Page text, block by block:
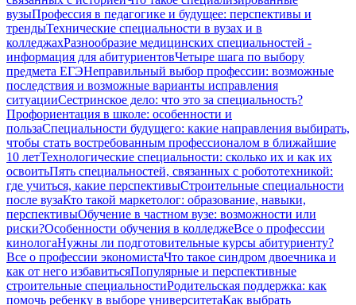
вузыПрофессия в педагогике и будущее: перспективы и
трендыТехнические специальности в вузах и в
колледжахРазнообразие медицинских специальностей -
информация для абитуриентовЧетыре шага по выбору
предмета ЕГЭНеправильный выбор профессии: возможные
последствия и возможные варианты исправления
ситуацииСестринское дело: что это за специальность?
Профориентация в школе: особенности и
пользаСпециальности будущего: какие направления выбирать,
чтобы стать востребованным профессионалом в ближайшие
10 летТехнологические специальности: сколько их и как их
освоитьПять специальностей, связанных с робототехникой:
где учиться, какие перспективыСтроительные специальности
после вузаКто такой маркетолог: образование, навыки,
перспективыОбучение в частном вузе: возможности или
риски?Особенности обучения в колледжеВсе о профессии
кинологаНужны ли подготовительные курсы абитуриенту?
Все о профессии экономистаЧто такое синдром двоечника и
как от него избавитьсяПопулярные и перспективные
строительные специальностиРодительская поддержка: как
помочь ребенку в выборе университетаКак выбрать